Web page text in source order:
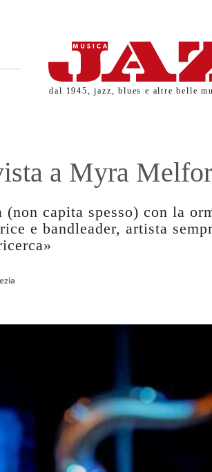
Musica Jazz di luglio
dal 1945, jazz, blues e altre belle
a Myra
(non capita spesso) con la
e bandleader, artista